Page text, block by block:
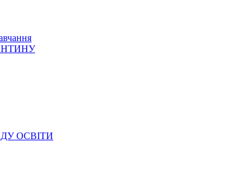
ОСВІТИ